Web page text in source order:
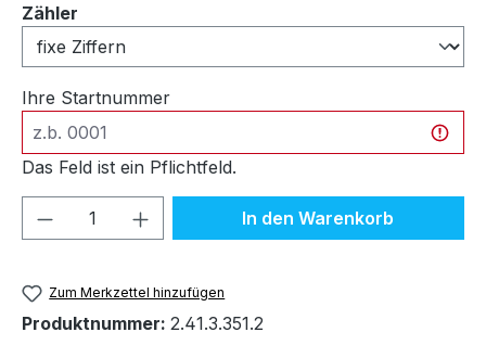
Zähler
Ihre Startnummer
Das Feld ist ein Pflichtfeld.
Produkt Anzahl: Gib denIn den Warenkorb
Zum Merkzettel hinzufügen
Produktnummer: 2.41.3.351.2